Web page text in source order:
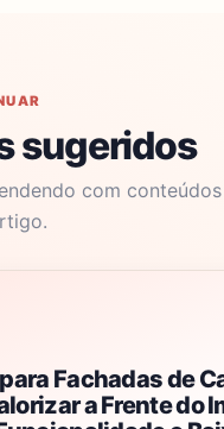
sugeridos
com
Fachadas de
a Frente do